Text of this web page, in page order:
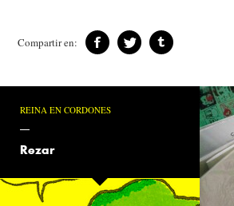
Compartir en:
REINA EN CORDONES
Rezar